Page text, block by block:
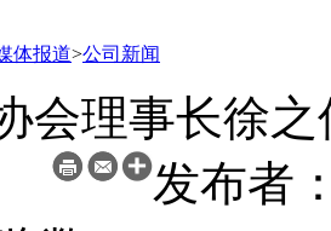
体报道>公司新闻
会理事长徐
发布者